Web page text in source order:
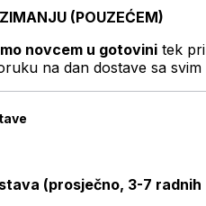
(POUZEĆEM)
novcem u gotovini tek
na dan dostave sa svim
(prosječno, 3-7 radnih